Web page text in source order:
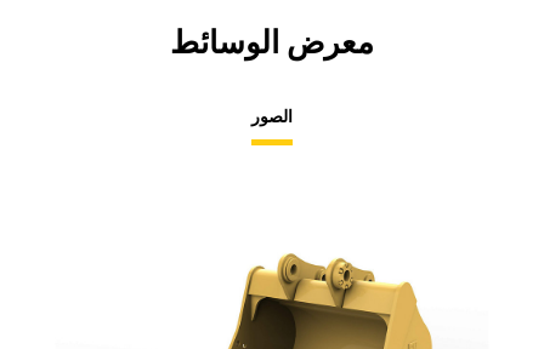
معرض الوسائط
الصور